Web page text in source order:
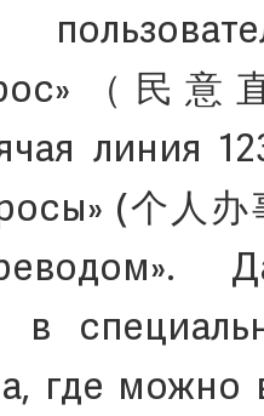
（民意
линия
(个人
в
где